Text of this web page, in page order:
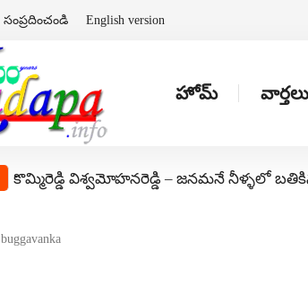
సంప్రదించండి English version
హోమ్ వార్తలు
కొమ్మిరెడ్డి విశ్వమోహనరెడ్డి – జనమనే నీళ్ళలో
buggavanka